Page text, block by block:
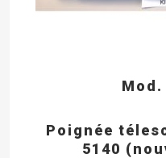
Mod.
Poignée
5140